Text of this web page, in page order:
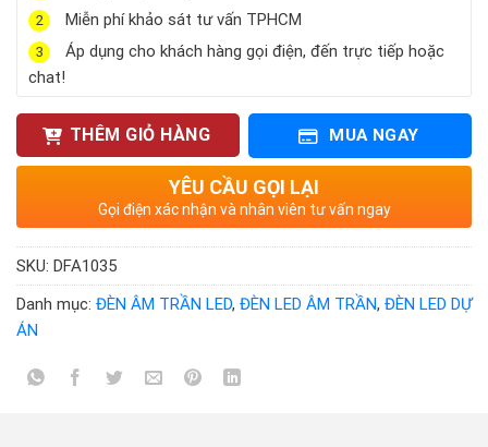
2 Miễn phí khảo sát tư vấn TPHCM
3
Áp dụng cho khách hàng gọi điện, đến trực tiếp hoặc
chat!
THÊM GIỎ HÀNG MUA NGAY
YÊU CẦU GỌI LẠI
Gọi điện xác nhận và nhân viên tư vấn ngay
SKU: DFA1035
Danh mục: ĐÈN ÂM TRẦN LED, ĐÈN LED ÂM TRẦN, ĐÈN LED DỰ
ÁN